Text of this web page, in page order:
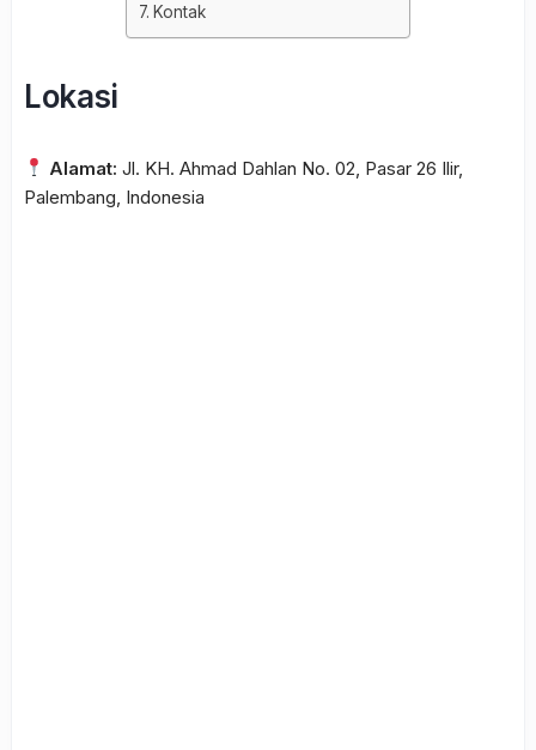
Kontak
Lokasi
Alamat: Jl. KH. Ahmad Dahlan No. 02, Pasar 26 Ilir,
Palembang, Indonesia